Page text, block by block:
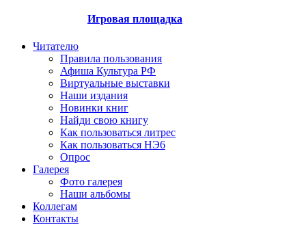
Игровая площадка
Читателю
Правила пользования
Афиша Культура РФ
Виртуальные выставки
Наши издания
Новинки книг
Найди свою книгу
Как пользоваться литрес
Как пользоваться НЭ6
Опрос
Галерея
Фото галерея
Наши альбомы
Коллегам
Контакты